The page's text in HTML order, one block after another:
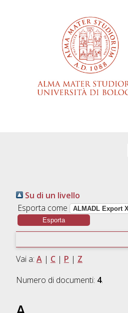
Su di un livello
Esporta come
Vai a: A| C| P | Z
Numero di documenti: 4.